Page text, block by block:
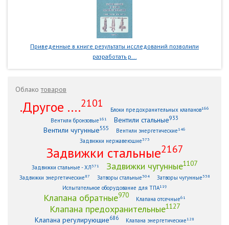
Приведенные в книге результаты исследований позволили
разработать р...
Облакотоваров
.Другое ....2101
Блоки предохранительных клапанов166
Вентили бронзовые161 Вентили стальные933
Вентили чугунные555 Вентили энергетические146
Задвижки нержавеющие373
Задвижки стальные2167
Задвижки стальные - ХЛ371 Задвижки чугунные1107
Задвижки энергетические87 Затворы стальные304 Затворы чугунные338
Испытательное оборудование для ТПА119
Клапана обратные970 Клапана отсечные61
Клапана предохранительные1127
Клапана регулирующие686 Клапана энергетические128